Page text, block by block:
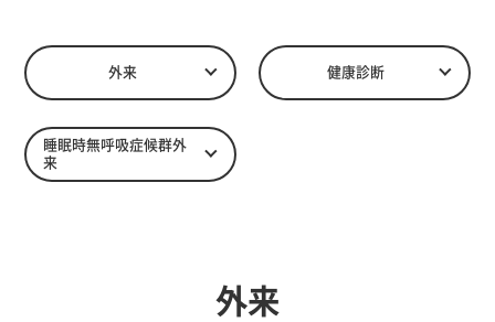
外来 健康診断
睡眠時無呼吸症候群外
来
外来